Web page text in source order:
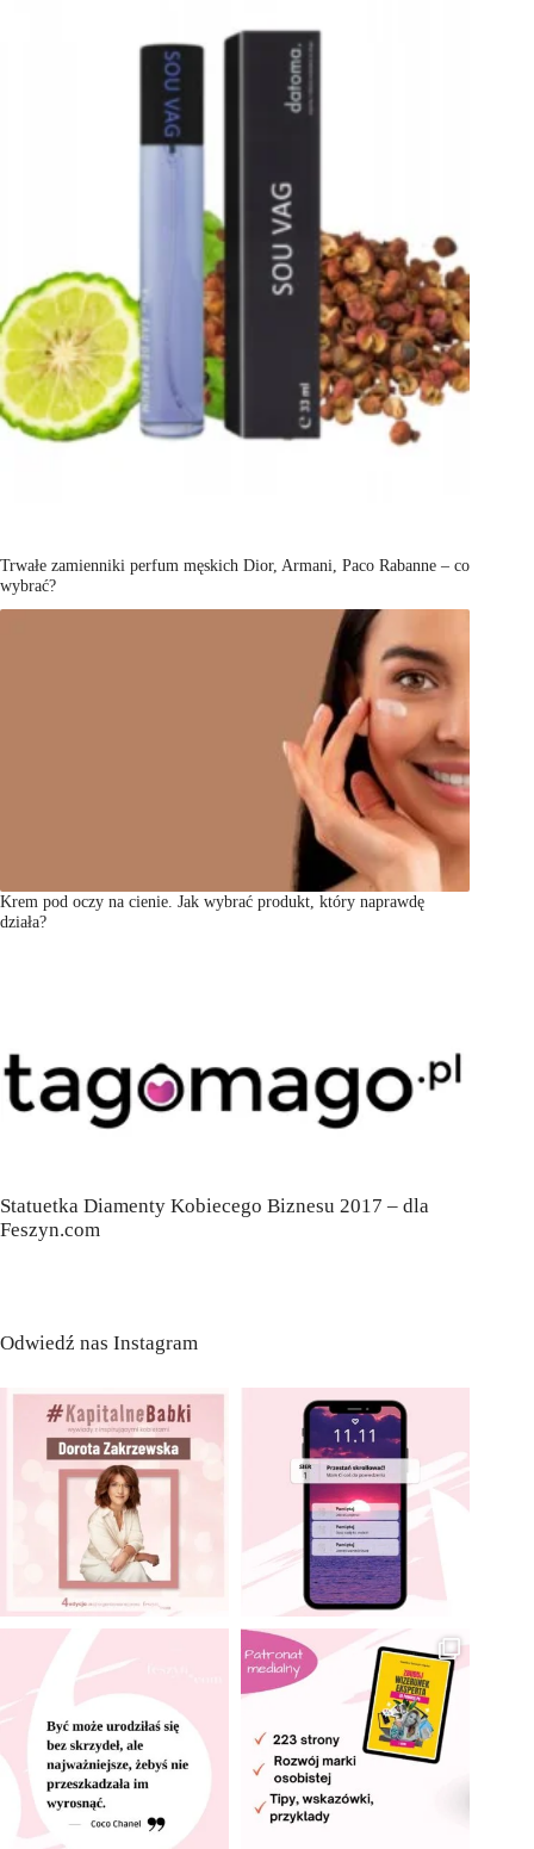
Trwałe zamienniki perfum męskich Dior, Armani, Paco Rabanne – co
wybrać?
Krem pod oczy na cienie. Jak wybrać produkt, który naprawdę
działa?
Statuetka Diamenty Kobiecego Biznesu 2017 – dla
Feszyn.com
Odwiedź nas Instagram